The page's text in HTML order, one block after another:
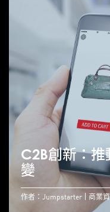
C2B創新：推
變
作者：Jumpstarter 商業